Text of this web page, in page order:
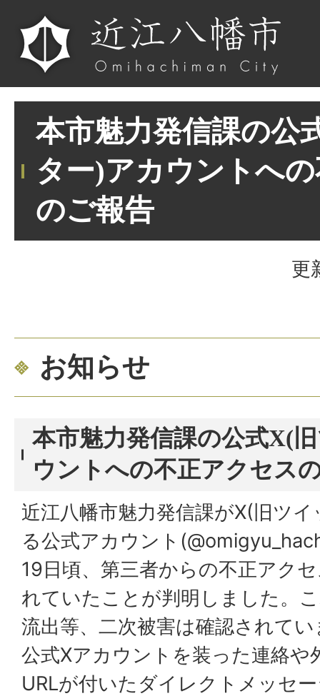
本市魅力発信課の公
ター)アカウントへ
のご報告
更
お知らせ
本市魅力発信課の公式X(
ウントへの不正アクセス
近江八幡市魅力発信課がX(旧ツ
る公式アカウント
19日頃、第三者からの不正アク
れていたことが判明しました。
流出等、二次被害は確認されて
公式Xアカウントを装った連絡や
URLが付いたダイレクトメッセ